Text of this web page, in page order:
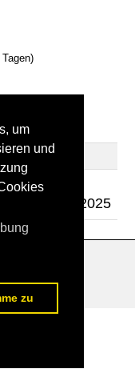
erhalten
13
27.12.2025
um
und
zu